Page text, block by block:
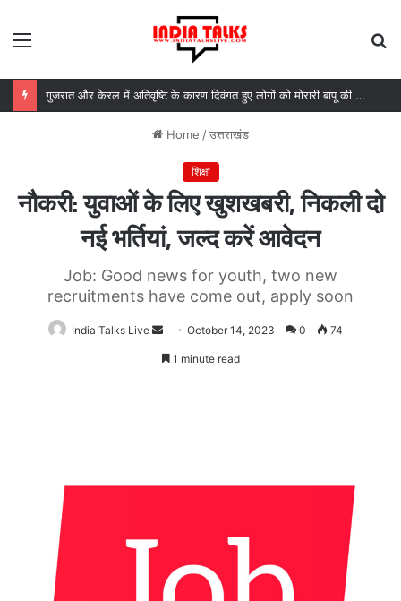
गुजरात और केरल में अतिवृष्टि के कारण दिवंगत हुए लोगों को मोरारी बापू की श्रद्धांजलि और उनके परिजनों को सहायता
Home /उत्तराखंड
शिक्षा
नौकरी: युवाओं के लिए खुशखबरी, निकली दो
नई भर्तियां, जल्द करें आवेदन
Job: Good news for youth, two new
recruitments have come out, apply soon
India Talks Live
Send
an
October 14, 2023 0 74
1 minute read